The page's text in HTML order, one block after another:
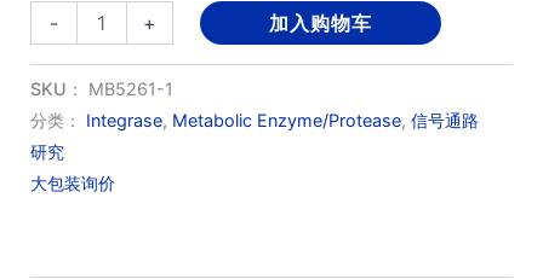
-
Raltegravir(MK-
0518)
数
量
+ 加入购物车
SKU： MB5261-1
分类： Integrase, Metabolic Enzyme/Protease, 信号通路
研究
大包装询价